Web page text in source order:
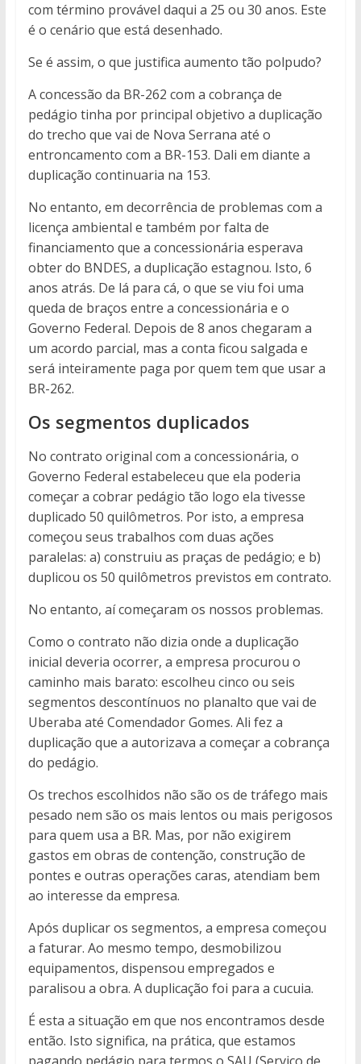
com término provável daqui a 25 ou 30 anos. Este
é o cenário que está desenhado.
Se é assim, o que justifica aumento tão polpudo?
A concessão da BR-262 com a cobrança de
pedágio tinha por principal objetivo a duplicação
do trecho que vai de Nova Serrana até o
entroncamento com a BR-153. Dali em diante a
duplicação continuaria na 153.
No entanto, em decorrência de problemas com a
licença ambiental e também por falta de
financiamento que a concessionária esperava
obter do BNDES, a duplicação estagnou. Isto, 6
anos atrás. De lá para cá, o que se viu foi uma
queda de braços entre a concessionária e o
Governo Federal. Depois de 8 anos chegaram a
um acordo parcial, mas a conta ficou salgada e
será inteiramente paga por quem tem que usar a
BR-262.
Os segmentos duplicados
No contrato original com a concessionária, o
Governo Federal estabeleceu que ela poderia
começar a cobrar pedágio tão logo ela tivesse
duplicado 50 quilômetros. Por isto, a empresa
começou seus trabalhos com duas ações
paralelas: a) construiu as praças de pedágio; e b)
duplicou os 50 quilômetros previstos em contrato.
No entanto, aí começaram os nossos problemas.
Como o contrato não dizia onde a duplicação
inicial deveria ocorrer, a empresa procurou o
caminho mais barato: escolheu cinco ou seis
segmentos descontínuos no planalto que vai de
Uberaba até Comendador Gomes. Ali fez a
duplicação que a autorizava a começar a cobrança
do pedágio.
Os trechos escolhidos não são os de tráfego mais
pesado nem são os mais lentos ou mais perigosos
para quem usa a BR. Mas, por não exigirem
gastos em obras de contenção, construção de
pontes e outras operações caras, atendiam bem
ao interesse da empresa.
Após duplicar os segmentos, a empresa começou
a faturar. Ao mesmo tempo, desmobilizou
equipamentos, dispensou empregados e
paralisou a obra. A duplicação foi para a cucuia.
É esta a situação em que nos encontramos desde
então. Isto significa, na prática, que estamos